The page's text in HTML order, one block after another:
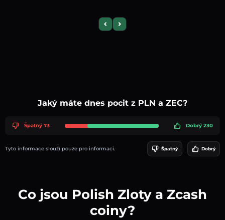
Previous slide
Next slide
Jaký máte dnes pocit z PLN a ZEC?
Špatný 73 Dobrý 230
Tyto informace slouží pouze pro informaci. Špatný Dobrý
Co jsou Polish Zloty a Zcash
coiny?